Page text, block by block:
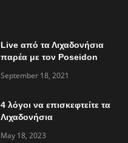
Live από τα Λιχαδονήσια
παρέα με τον Poseidon
συμβαίνει”
September 18, 2021
4 λόγοι να επισκεφτείτε τα
Λιχαδονήσια
May 18, 2023